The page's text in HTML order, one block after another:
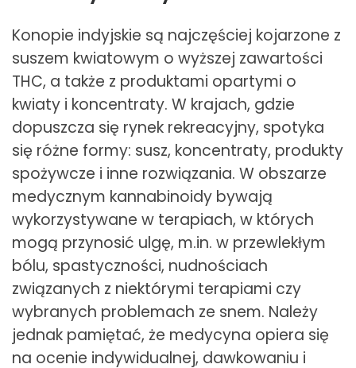
Konopie indyjskie są najczęściej kojarzone z
suszem kwiatowym o wyższej zawartości
THC, a także z produktami opartymi o
kwiaty i koncentraty. W krajach, gdzie
dopuszcza się rynek rekreacyjny, spotyka
się różne formy: susz, koncentraty, produkty
spożywcze i inne rozwiązania. W obszarze
medycznym kannabinoidy bywają
wykorzystywane w terapiach, w których
mogą przynosić ulgę, m.in. w przewlekłym
bólu, spastyczności, nudnościach
związanych z niektórymi terapiami czy
wybranych problemach ze snem. Należy
jednak pamiętać, że medycyna opiera się
na ocenie indywidualnej, dawkowaniu i